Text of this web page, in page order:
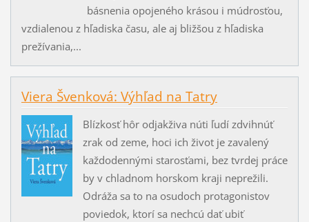
básnenia opojeného krásou i múdrosťou,
vzdialenou z hľadiska času, ale aj bližšou z hľadiska
prežívania,...
Viera Švenková: Výhľad na Tatry
Blízkosť hôr odjakživa núti ľudí zdvihnúť
zrak od zeme, hoci ich život je zavalený
každodennými starosťami, bez tvrdej práce
by v chladnom horskom kraji neprežili.
Odráža sa to na osudoch protagonistov
poviedok, ktorí sa nechcú dať ubiť